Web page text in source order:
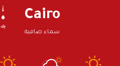
Cairo
سماء صافية